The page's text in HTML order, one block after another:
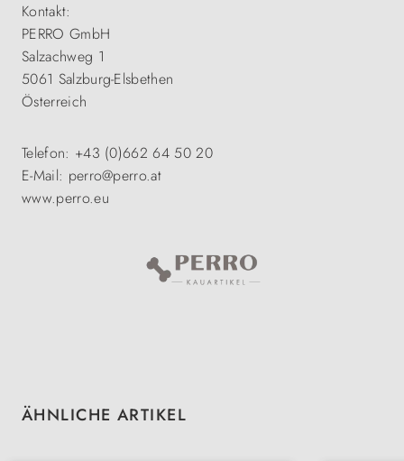
Kontakt:
PERRO GmbH
Salzachweg 1
5061 Salzburg-Elsbethen
Österreich
Telefon: +43 (0)662 64 50 20
E-Mail: perro@perro.at
www.perro.eu
Produktgalerie überspringen
ÄHNLICHE ARTIKEL